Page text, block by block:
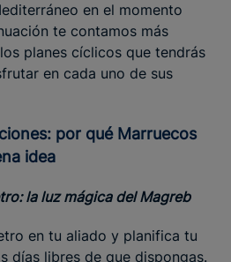
en el momento
te contamos más
planes cíclicos que tendrás
en cada uno de sus
idea
la luz mágica del Magreb
en tu aliado y planifica tu
días libres de que dispongas.